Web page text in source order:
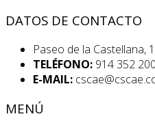
DATOS DE CONTACTO
Paseo de la Castellana,
TELÉFONO: 914 352 200
E-MAIL:
MENÚ